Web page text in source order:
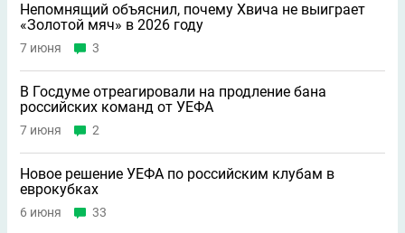
Непомнящий объяснил, почему Хвича не выиграет
«Золотой мяч» в 2026 году
7 июня 3
В Госдуме отреагировали на продление бана
российских команд от УЕФА
7 июня 2
Новое решение УЕФА по российским клубам в
еврокубках
6 июня 33